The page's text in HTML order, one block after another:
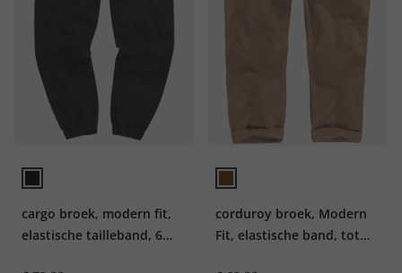
cargo broek, modern fit,
elastische tailleband, 6
corduroy broek, Modern
Fit, elastische band, tot